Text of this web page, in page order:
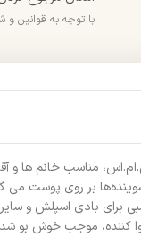
با توجه به قوانین و
مناسب خانم ها و
بر روی پوست
برای بادی اسپلش و
کننده، موجب خوش